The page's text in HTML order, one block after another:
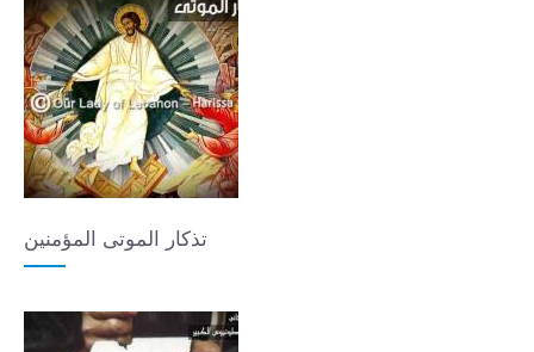
تذكار الموتى المؤمنين